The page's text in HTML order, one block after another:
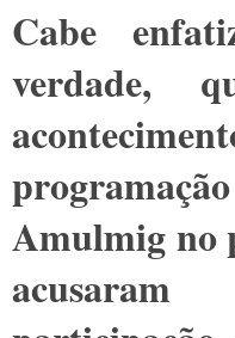
Cabe
verdade,
Amulmig no